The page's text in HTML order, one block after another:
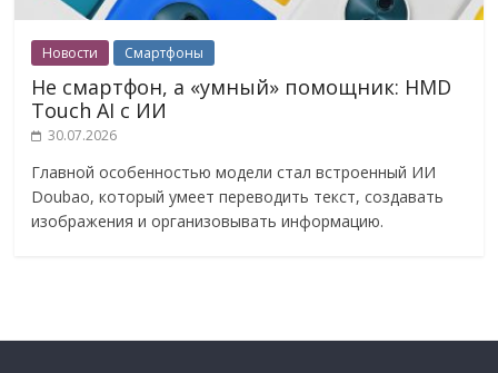
Новости Смартфоны
Не смартфон, а «умный» помощник: HMD
Touch AI с ИИ
30.07.2026
Главной особенностью модели стал встроенный ИИ
Doubao, который умеет переводить текст, создавать
изображения и организовывать информацию.